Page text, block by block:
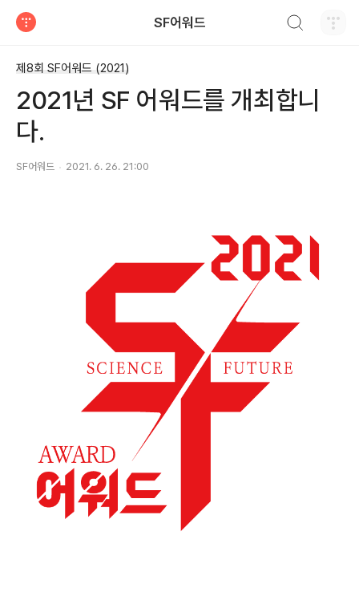
SF어워드
제8회 SF어워드 (2021)
2021년 SF 어워드를 개최합니
다.
SF어워드 2021. 6. 26. 21:00